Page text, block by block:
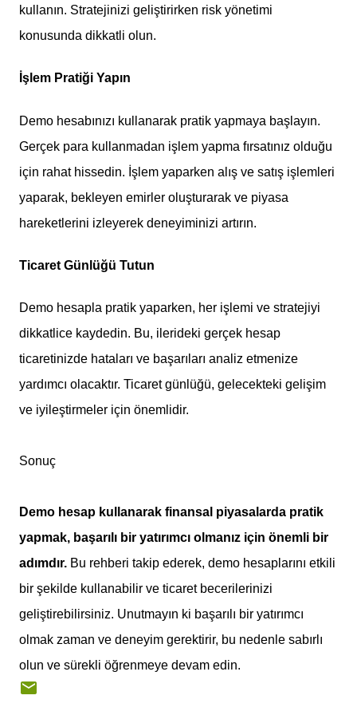
kullanın. Stratejinizi geliştirirken risk yönetimi
konusunda dikkatli olun.
İşlem Pratiği Yapın
Demo hesabınızı kullanarak pratik yapmaya başlayın.
Gerçek para kullanmadan işlem yapma fırsatınız olduğu
için rahat hissedin. İşlem yaparken alış ve satış işlemleri
yaparak, bekleyen emirler oluşturarak ve piyasa
hareketlerini izleyerek deneyiminizi artırın.
Ticaret Günlüğü Tutun
Demo hesapla pratik yaparken, her işlemi ve stratejiyi
dikkatlice kaydedin. Bu, ilerideki gerçek hesap
ticaretinizde hataları ve başarıları analiz etmenize
yardımcı olacaktır. Ticaret günlüğü, gelecekteki gelişim
ve iyileştirmeler için önemlidir.
Sonuç
Demo hesap kullanarak finansal piyasalarda pratik
yapmak, başarılı bir yatırımcı olmanız için önemli bir
adımdır. Bu rehberi takip ederek, demo hesaplarını etkili
bir şekilde kullanabilir ve ticaret becerilerinizi
geliştirebilirsiniz. Unutmayın ki başarılı bir yatırımcı
olmak zaman ve deneyim gerektirir, bu nedenle sabırlı
olun ve sürekli öğrenmeye devam edin.